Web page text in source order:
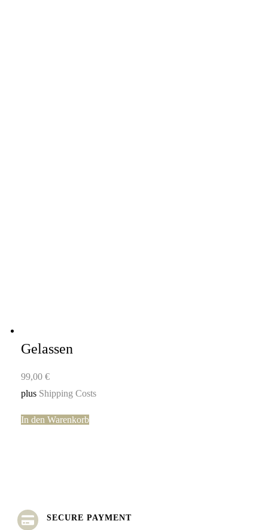
Gelassen
99,00 €
plus Shipping Costs
In den Warenkorb
SECURE PAYMENT